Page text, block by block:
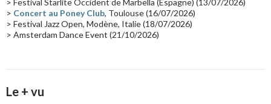
> Festival Starlite Occident de Marbella (Espagne) (13/07/2026)
> Concert au Poney Club, Toulouse (16/07/2026)
> Festival Jazz Open, Modène, Italie (18/07/2026)
> Amsterdam Dance Event (21/10/2026)
Le + vu